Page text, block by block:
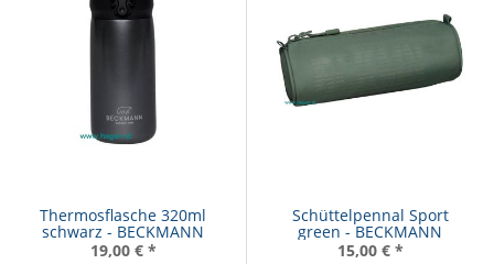
Thermosflasche 320ml
schwarz - BECKMANN
19,00 € *
Schüttelpennal Sport
green - BECKMANN
15,00 € *